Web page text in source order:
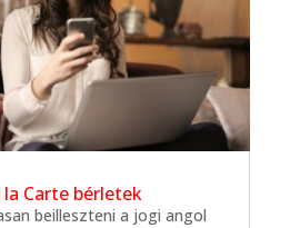
la Carte bérletek
beilleszteni a jogi angol